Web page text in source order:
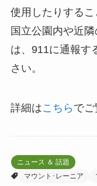
使用したりするこ
国立公園内や近
は、911に通報す
さい。
詳細はこちら でご
ニュース ＆ 話題
マウント･レーニア